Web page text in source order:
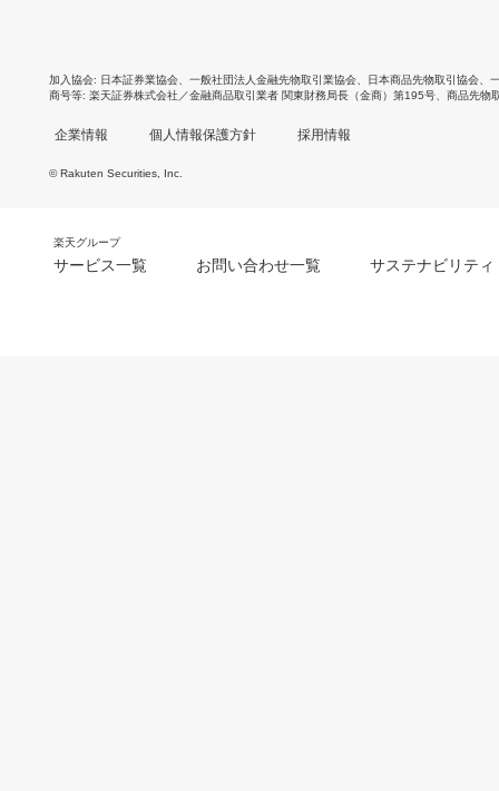
加入協会 日本証券業協会 一般社団法人金融先物取引業協会 日本商品先物取引協会
商号等 楽天証券株式会社／金融商品取引業者 関東財務局長（金商）第195号、商品先物
企業情報 個人情報保護方針 採用情報
© Rakuten Securities, Inc.
楽天グループ
サービス一覧 お問い合わせ一覧 サステナビリティ